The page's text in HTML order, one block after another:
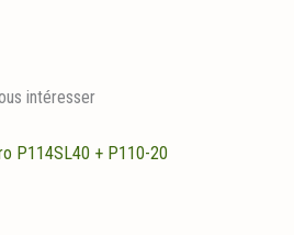
intéresser